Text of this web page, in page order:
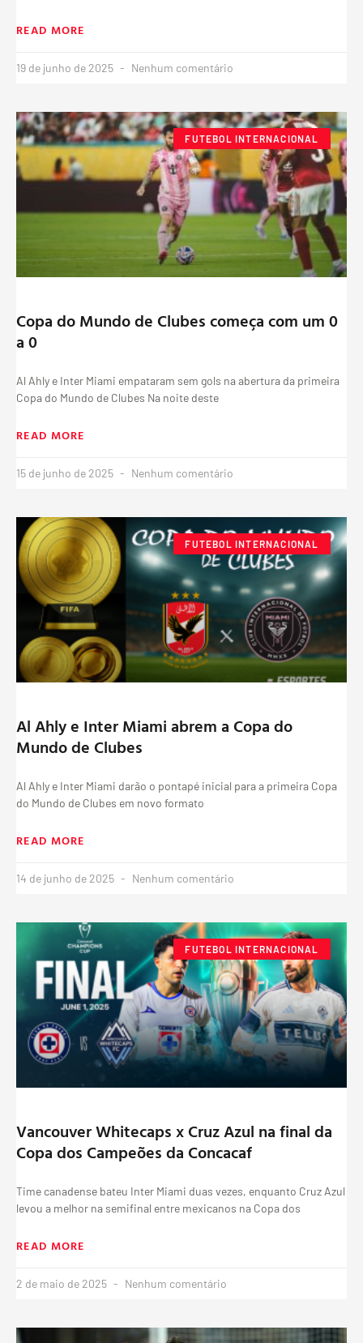
READ MORE
19 de junho de 2025 Nenhum comentário
FUTEBOL INTERNACIONAL
Copa do Mundo de Clubes começa com um 0
a 0
Al Ahly e Inter Miami empataram sem gols na abertura da primeira
Copa do Mundo de Clubes Na noite deste
READ MORE
15 de junho de 2025 Nenhum comentário
FUTEBOL INTERNACIONAL
Al Ahly e Inter Miami abrem a Copa do
Mundo de Clubes
Al Ahly e Inter Miami darão o pontapé inicial para a primeira Copa
do Mundo de Clubes em novo formato
READ MORE
14 de junho de 2025 Nenhum comentário
FUTEBOL INTERNACIONAL
Vancouver Whitecaps x Cruz Azul na final da
Copa dos Campeões da Concacaf
Time canadense bateu Inter Miami duas vezes, enquanto Cruz Azul
levou a melhor na semifinal entre mexicanos na Copa dos
READ MORE
2 de maio de 2025 Nenhum comentário